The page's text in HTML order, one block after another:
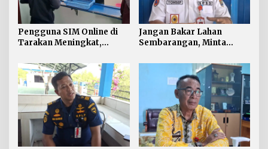
Pengguna SIM Online di
Tarakan Meningkat,
Paling Banyak
Jangan Bakar Lahan
Sembarangan, Minta